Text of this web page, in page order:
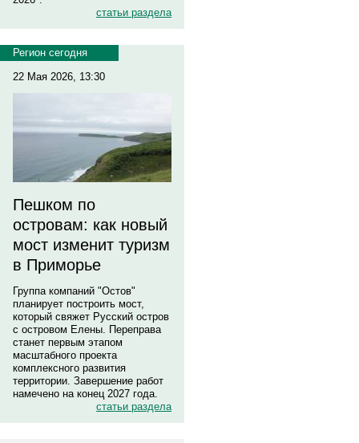
статьи раздела
Регион сегодня
22 Мая 2026, 13:30
Пешком по
островам: как новый
мост изменит туризм
в Приморье
Группа компаний "Остов"
планирует построить мост,
который свяжет Русский остров
с островом Елены. Переправа
станет первым этапом
масштабного проекта
комплексного развития
территории. Завершение работ
намечено на конец 2027 года.
статьи раздела